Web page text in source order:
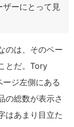
ーにとって見
のは、そのペー
とだ。Tory
ジ左側にある
の総数が表示さ
はあまり目立た